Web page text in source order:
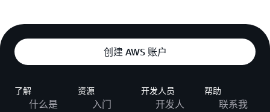
创建 AWS 账户
了解
什么是
资源
入门
开发人员
开发人
帮助
联系我